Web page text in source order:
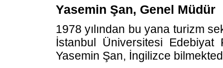
Yasemin Şan, Genel Müdür
1978 yılından bu yana turizm
İstanbul Üniversitesi
Yasemin Şan, İngilizce